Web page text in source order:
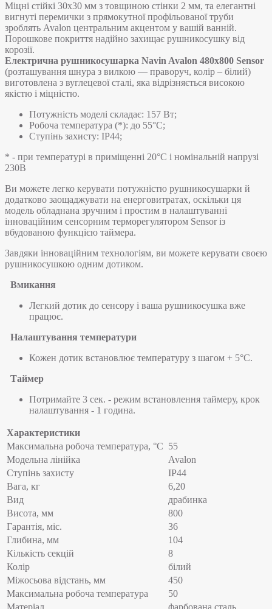
Міцні стійкі 30х30 мм з товщиною стінки 2 мм, та елегантні
вигнуті перемички з прямокутної профільованої труби
зроблять Avalon центральним акцентом у вашій ванній.
Порошкове покриття надійно захищає рушникосушку від
корозії.
Електрична рушникосушарка Navin Avalon 480х800 Sensor
(розташування шнура з вилкою — праворуч, колір – білий)
виготовлена з вуглецевої сталі, яка відрізняється високою
якістю і міцністю.
Потужність моделі складає: 157 Вт;
Робоча температура (*): до 55°C;
Ступінь захисту: IP44;
* - при температурі в приміщенні 20°С і номінальній напрузі
230В
Ви можете легко керувати потужністю рушникосушарки й
додатково заощаджувати на енерговитратах, оскільки ця
модель обладнана зручним і простим в налаштуванні
інноваційним сенсорним терморегулятором Sensor із
вбудованою функцією таймера.
Завдяки інноваційним технологіям, ви можете керувати своєю
рушникосушкою одним дотиком.
Вмикання
Легкий дотик до сенсору і ваша рушникосушка вже
працює.
Налаштування температури
Кожен дотик встановлює температуру з шагом + 5°С.
Таймер
Потримайте 3 сек. - режим встановлення таймеру, крок
налаштування - 1 година.
Характеристики
Максимальна робоча температура, °C 55
Модельна лінійка
Avalon
Ступінь захисту
IP44
Вага, кг
6,20
Вид
драбинка
Висота, мм
800
Гарантія, міс.
36
Глибина, мм
104
Кількість секцій
8
Колір
білий
Міжосьова відстань, мм
450
Максимальна робоча температура
50
Матеріал
фарбована сталь